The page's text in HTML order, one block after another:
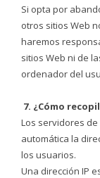
Si opta por
otros sitios Web
haremos
sitios Web ni de
ordenador del
7. ¿Cómo
Los servidores
automática la
los usuarios.
Una dirección IP